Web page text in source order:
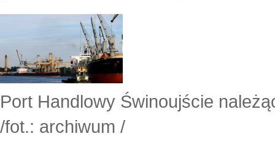
Port Handlowy Świnoujście
/fot.: archiwum /